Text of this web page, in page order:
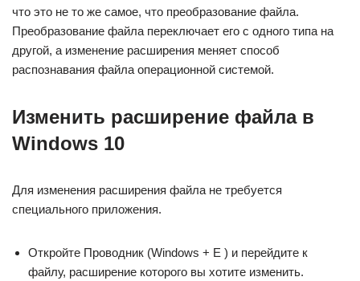
что это не то же самое, что преобразование файла.
Преобразование файла переключает его с одного типа на
другой, а изменение расширения меняет способ
распознавания файла операционной системой.
Изменить расширение файла в
Windows 10
Для изменения расширения файла не требуется
специального приложения.
Откройте Проводник (Windows + E ) и перейдите к
файлу, расширение которого вы хотите изменить.